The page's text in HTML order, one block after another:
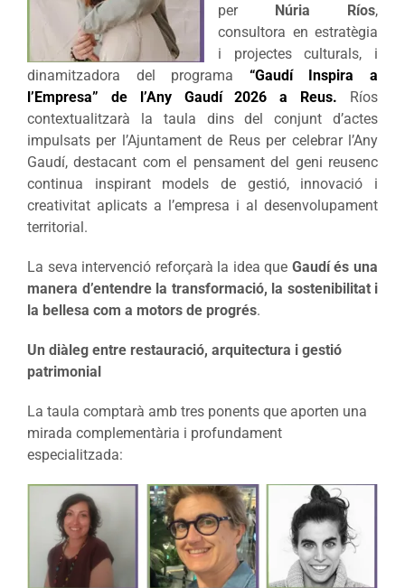
per Núria Ríos,
consultora en estratègia
i projectes culturals, i
dinamitzadora del programa “Gaudí Inspira a
l’Empresa” de l’Any Gaudí 2026 a Reus. Ríos
contextualitzarà la taula dins del conjunt d’actes
impulsats per l’Ajuntament de Reus per celebrar l’Any
Gaudí, destacant com el pensament del geni reusenc
continua inspirant models de gestió, innovació i
creativitat aplicats a l’empresa i al desenvolupament
territorial.
La seva intervenció reforçarà la idea que Gaudí és una
manera d’entendre la transformació, la sostenibilitat i
la bellesa com a motors de progrés.
Un diàleg entre restauració, arquitectura i gestió
patrimonial
La taula comptarà amb tres ponents que aporten una
mirada complementària i profundament
especialitzada: